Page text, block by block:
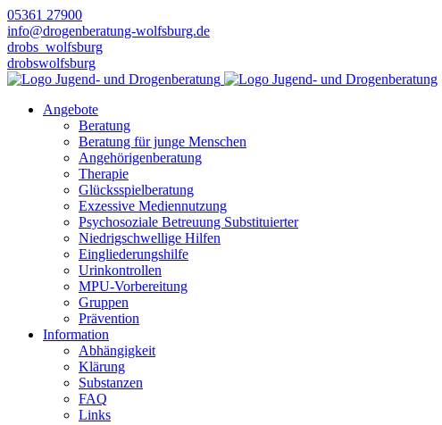
05361 27900
info@drogenberatung-wolfsburg.de
drobs_wolfsburg
drobswolfsburg
Angebote
Beratung
Beratung für junge Menschen
Angehörigenberatung
Therapie
Glücksspielberatung
Exzessive Mediennutzung
Psychosoziale Betreuung Substituierter
Niedrigschwellige Hilfen
Eingliederungshilfe
Urinkontrollen
MPU-Vorbereitung
Gruppen
Prävention
Information
Abhängigkeit
Klärung
Substanzen
FAQ
Links
Wir benutzen Cookies